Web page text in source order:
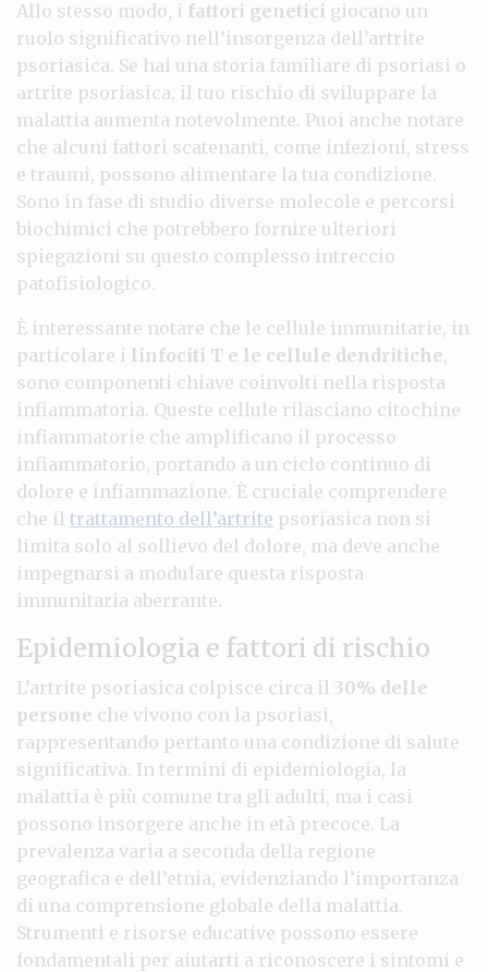
Allo stesso modo, i fattori genetici giocano un
ruolo significativo nell’insorgenza dell’artrite
psoriasica. Se hai una storia familiare di psoriasi o
artrite psoriasica, il tuo rischio di sviluppare la
malattia aumenta notevolmente. Puoi anche notare
che alcuni fattori scatenanti, come infezioni, stress
e traumi, possono alimentare la tua condizione.
Sono in fase di studio diverse molecole e percorsi
biochimici che potrebbero fornire ulteriori
spiegazioni su questo complesso intreccio
patofisiologico.
È interessante notare che le cellule immunitarie, in
particolare i linfociti T e le cellule dendritiche,
sono componenti chiave coinvolti nella risposta
infiammatoria. Queste cellule rilasciano citochine
infiammatorie che amplificano il processo
infiammatorio, portando a un ciclo continuo di
dolore e infiammazione. È cruciale comprendere
che il trattamento dell’artrite psoriasica non si
limita solo al sollievo del dolore, ma deve anche
impegnarsi a modulare questa risposta
immunitaria aberrante.
Epidemiologia e fattori di rischio
L’artrite psoriasica colpisce circa il 30% delle
persone che vivono con la psoriasi,
rappresentando pertanto una condizione di salute
significativa. In termini di epidemiologia, la
malattia è più comune tra gli adulti, ma i casi
possono insorgere anche in età precoce. La
prevalenza varia a seconda della regione
geografica e dell’etnia, evidenziando l’importanza
di una comprensione globale della malattia.
Strumenti e risorse educative possono essere
fondamentali per aiutarti a riconoscere i sintomi e